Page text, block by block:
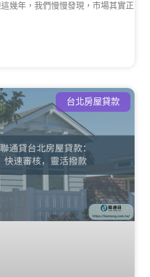
幾年，我們慢慢發現，市場其實正
台北房屋貸款